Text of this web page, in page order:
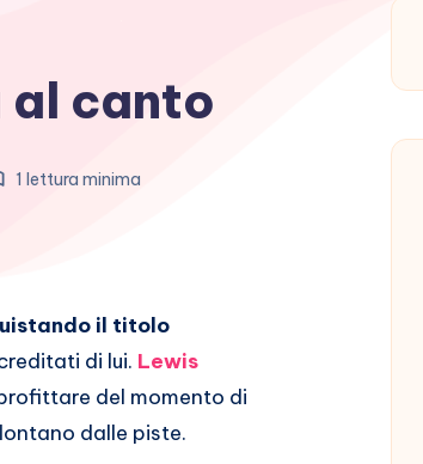
al canto
1 lettura minima
il titolo
di lui. Lewis
del momento di
dalle piste.